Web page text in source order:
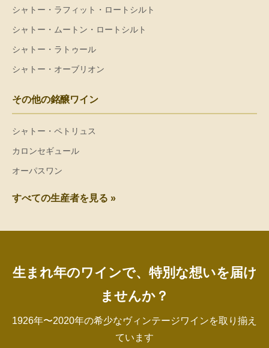
シャトー・ラフィット・ロートシルト
シャトー・ムートン・ロートシルト
シャトー・ラトゥール
シャトー・オーブリオン
その他の銘醸ワイン
シャトー・ペトリュス
カロンセギュール
オーパスワン
すべての生産者を見る »
生まれ年のワインで、特別な想いを届け
ませんか？
1926年〜2020年の希少なヴィンテージワインを取り揃え
ています